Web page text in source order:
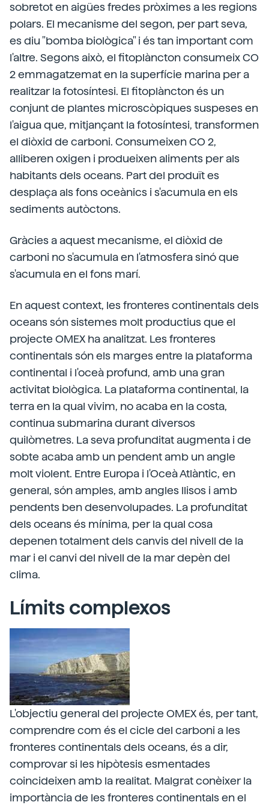
sobretot en aigües fredes pròximes a les regions
polars. El mecanisme del segon, per part seva,
es diu "bomba biològica" i és tan important com
l'altre. Segons això, el fitoplàncton consumeix CO
2 emmagatzemat en la superfície marina per a
realitzar la fotosíntesi. El fitoplàncton és un
conjunt de plantes microscòpiques suspeses en
l'aigua que, mitjançant la fotosíntesi, transformen
el diòxid de carboni. Consumeixen CO 2,
alliberen oxigen i produeixen aliments per als
habitants dels oceans. Part del produït es
desplaça als fons oceànics i s'acumula en els
sediments autòctons.
Gràcies a aquest mecanisme, el diòxid de
carboni no s'acumula en l'atmosfera sinó que
s'acumula en el fons marí.
En aquest context, les fronteres continentals dels
oceans són sistemes molt productius que el
projecte OMEX ha analitzat. Les fronteres
continentals són els marges entre la plataforma
continental i l'oceà profund, amb una gran
activitat biològica. La plataforma continental, la
terra en la qual vivim, no acaba en la costa,
continua submarina durant diversos
quilòmetres. La seva profunditat augmenta i de
sobte acaba amb un pendent amb un angle
molt violent. Entre Europa i l'Oceà Atlàntic, en
general, són amples, amb angles llisos i amb
pendents ben desenvolupades. La profunditat
dels oceans és mínima, per la qual cosa
depenen totalment dels canvis del nivell de la
mar i el canvi del nivell de la mar depèn del
clima.
Límits complexos
L'objectiu general del projecte OMEX és, per tant,
comprendre com és el cicle del carboni a les
fronteres continentals dels oceans, és a dir,
comprovar si les hipòtesis esmentades
coincideixen amb la realitat. Malgrat conèixer la
importància de les fronteres continentals en el